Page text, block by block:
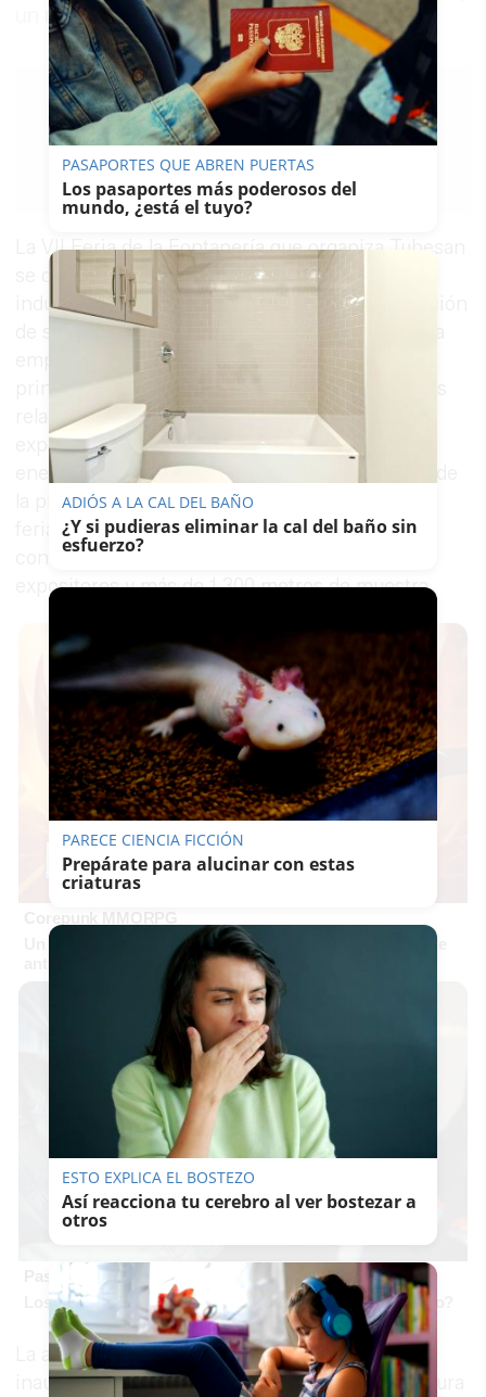
un referente del sector
LAVOZDELSUR.ES
24/05/2018
Facebook
X WhatsApp
Copy
La VII Feria de la Fontanería que organiza Tubesan
se celebra en sus instalaciones del polígono
industrial El Portal coincidiendo con la celebración
de su 30 aniversario. Rafael Pérez, gerente de la
empresa, explica que este evento "reúne a las
relacionados con la fontanería que están
exponiendo sus novedades de calefacción, y
energías renovables, entre otras, a los clientes de
la provincia”. A lo largo de siete ediciones esta
feria ha triplicado la presencia de fabricantes,
contando en esta ocasión con más de 45
expositores y más de 1.300 metros de muestra.
Un verdadero MMORPG de la vieja escuela ¡Cómo los de
Pasaportes que abren puertas
Los pasaportes más poderosos del mundo, ¿está el tuyo?
La alcaldesa Mamen Sánchez, que asiste a la
inauguración junto a la teniente de alcaldesa Laura
PASAPORTES QUE ABREN PUERTAS
Los pasaportes más poderosos del
mundo, ¿está el tuyo?
ADIÓS A LA CAL DEL BAÑO
¿Y si pudieras eliminar la cal del baño sin
esfuerzo?
PARECE CIENCIA FICCIÓN
Prepárate para alucinar con estas
criaturas
ESTO EXPLICA EL BOSTEZO
Así reacciona tu cerebro al ver bostezar a
otros